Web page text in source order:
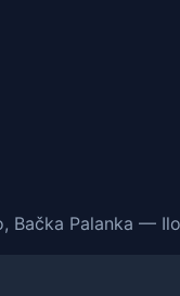
Bačka Palanka —